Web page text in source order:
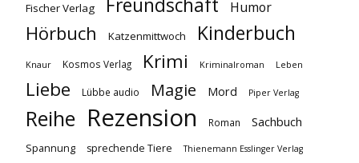
Fischer Verlag Freundschaft Humor
Hörbuch Katzenmittwoch Kinderbuch
Knaur Kosmos Verlag Krimi Kriminalroman Leben
Liebe Lübbe audio Magie Mord Piper Verlag
Reihe Rezension Roman Sachbuch
Spannung sprechende Tiere Thienemann Esslinger Verlag